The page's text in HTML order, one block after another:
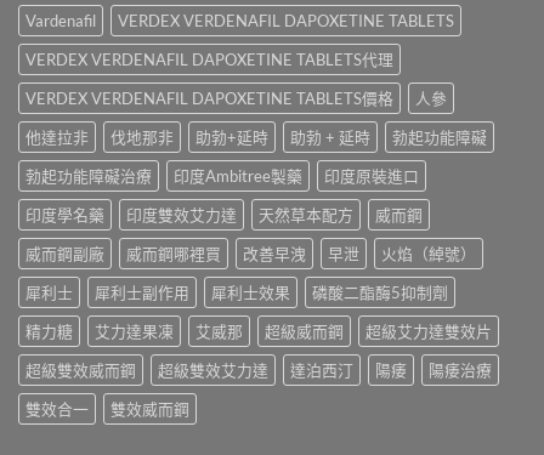
與
真
假
辨
別
指
南〉
中
藥
真
實
效
果、
正
確
用
法
與
香
港
購
指
南〉
中
享
久
3
代
與
Climax
印
度
神
油
實
測
比
較〉
Vardenafil
VERDEX VERDENAFIL DAPOXETINE TABLETS
VERDEX VERDENAFIL DAPOXETINE TABLETS代理
VERDEX VERDENAFIL DAPOXETINE TABLETS價格
人參
他達拉非
伐地那非 助勃+延時 助勃 + 延時
勃起功能障礙
勃起功能障礙治療
印度Ambitree製藥
印度原裝進口
印度學名藥
印度雙效艾力達 天然草本配方
威而鋼
威而鋼副廠
威而鋼哪裡買 改善早洩 早泄
火焰（綽號）
犀利士
犀利士副作用 犀利士效果
磷酸二酯酶5抑制劑
精力糖
艾力達果凍 艾威那 超級威而鋼
超級艾力達雙效片
超級雙效威而鋼
超級雙效艾力達 達泊西汀 陽痿
陽痿治療
雙效合一
雙效威而鋼